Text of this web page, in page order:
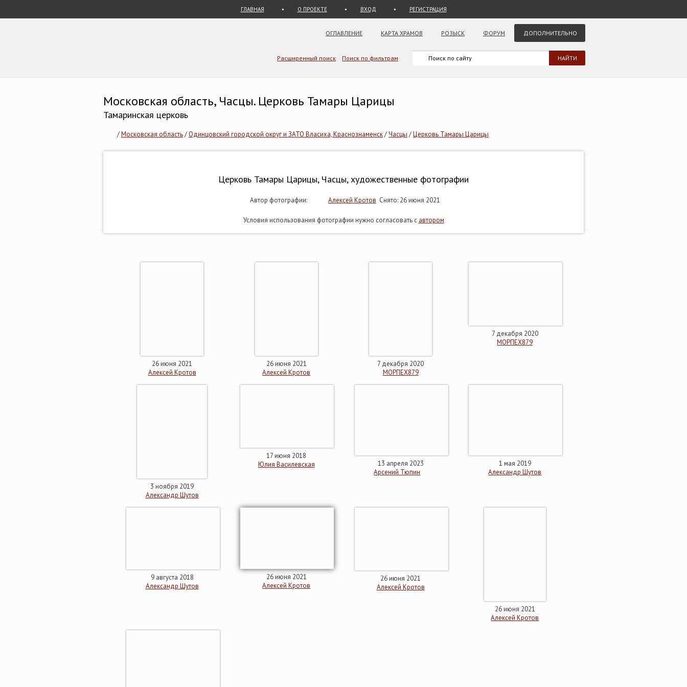
ГЛАВНАЯ О ПРОЕКТЕ ВХОД РЕГИСТРАЦИЯ
ОГЛАВЛЕНИЕ КАРТА ХРАМОВ РОЗЫСК ФОРУМ ДОПОЛНИТЕЛЬНО
Расширенный поиск Поиск по фильтрам
Московская область, Часцы. Церковь Тамары Царицы
Тамаринская церковь
/Московская область/Одинцовский городской округ и ЗАТО Власиха, Краснознаменск/Часцы /Церковь Тамары Царицы
Церковь Тамары Царицы, Часцы, художественные фотографии
Автор фотографии: Алексей Кротов Снято: 26 июня 2021
Условия использования фотографии нужно согласовать с автором
26 июня 2021
Алексей Кротов
26 июня 2021
Алексей Кротов
7 декабря 2020
МОРПЕХ879
7 декабря 2020
МОРПЕХ879
3 ноября 2019
Александр Шутов
17 июня 2018
Юлия Василевская
13 апреля 2023
Арсений Тюпин
1 мая 2019
Александр Шутов
9 августа 2018
Александр Шутов
26 июня 2021
Алексей Кротов
26 июня 2021
Алексей Кротов
26 июня 2021
Алексей Кротов